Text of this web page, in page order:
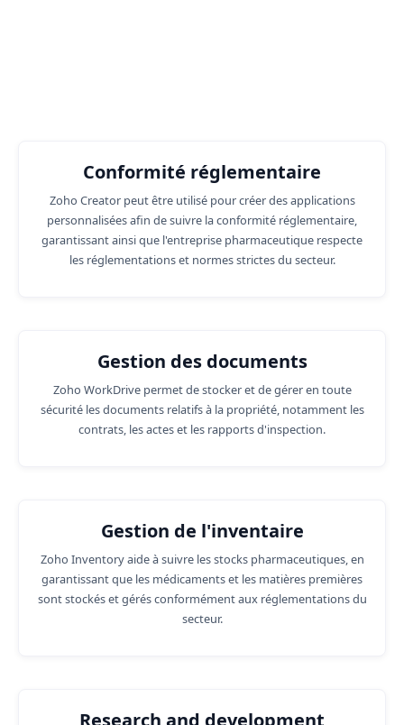
Conformité réglementaire
Zoho Creator peut être utilisé pour créer des applications
personnalisées afin de suivre la conformité réglementaire,
garantissant ainsi que l'entreprise pharmaceutique respecte
les réglementations et normes strictes du secteur.
Gestion des documents
Zoho WorkDrive permet de stocker et de gérer en toute
sécurité les documents relatifs à la propriété, notamment les
contrats, les actes et les rapports d'inspection.
Gestion de l'inventaire
Zoho Inventory aide à suivre les stocks pharmaceutiques, en
garantissant que les médicaments et les matières premières
sont stockés et gérés conformément aux réglementations du
secteur.
Research and development